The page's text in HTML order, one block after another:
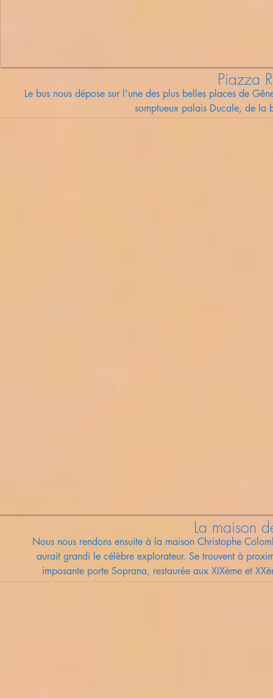
Piazza
Le bus nous dépose sur l'une des plus belles places de
somptueux palais Ducale, de la
La maison
Nous nous rendons ensuite à la maison Christophe
aurait grandi le célèbre explorateur. Se trouvent à
imposante porte Soprana, restaurée aux XIXème et